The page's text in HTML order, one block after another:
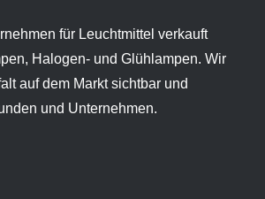
für Leuchtmittel verkauft
Halogen- und Glühlampen. Wir
auf dem Markt sichtbar und
und Unternehmen.